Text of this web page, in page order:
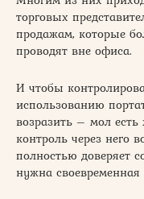
торговых
продажам, которые
проводят вне офиса.
И чтобы
использованию
возразить – мол
контроль через него
полностью доверяет
нужна своевременная